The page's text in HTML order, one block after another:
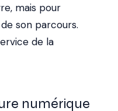
mais pour
son parcours.
de la
numérique